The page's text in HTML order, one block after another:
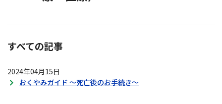
すべての記事
2024年04月15日
おくやみガイド ～死亡後のお手続き～